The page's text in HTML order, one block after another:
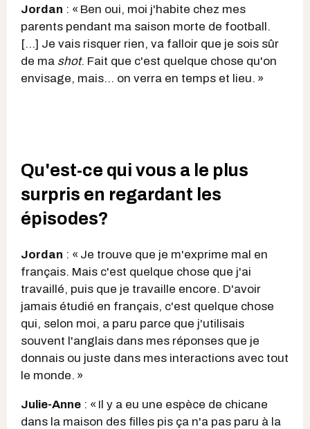
Jordan : « Ben oui, moi j'habite chez mes
parents pendant ma saison morte de football.
[…] Je vais risquer rien, va falloir que je sois sûr
de ma shot. Fait que c'est quelque chose qu'on
envisage, mais… on verra en temps et lieu. »
Qu'est-ce qui vous a le plus
surpris en regardant les
épisodes?
Jordan : « Je trouve que je m'exprime mal en
français. Mais c'est quelque chose que j'ai
travaillé, puis que je travaille encore. D'avoir
jamais étudié en français, c'est quelque chose
qui, selon moi, a paru parce que j'utilisais
souvent l'anglais dans mes réponses que je
donnais ou juste dans mes interactions avec tout
le monde. »
Julie-Anne : « Il y a eu une espèce de chicane
dans la maison des filles pis ça n'a pas paru à la